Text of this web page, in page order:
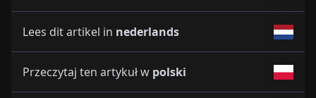
Lees dit artikel in nederlands
Przeczytaj ten artykuł w polski